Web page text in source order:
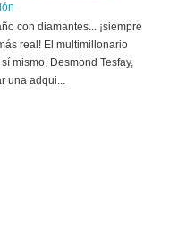
con diamantes... ¡siempre
real! El multimillonario
mismo, Desmond Tesfay,
una adqui...